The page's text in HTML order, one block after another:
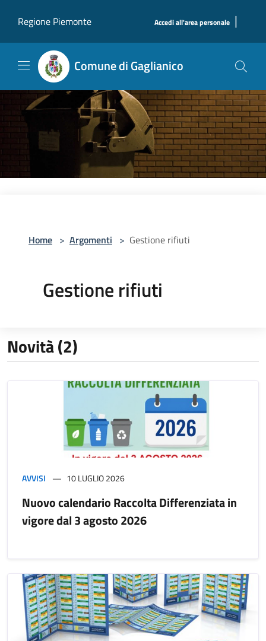
Regione Piemonte
Accedi all'area personale |
Comune di Gaglianico
Home > Argomenti > Gestione rifiuti
Gestione rifiuti
Novità (2)
AVVISI 10 LUGLIO 2026
Nuovo calendario Raccolta Differenziata in
vigore dal 3 agosto 2026